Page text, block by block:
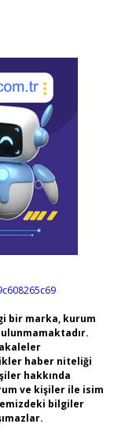
bir marka, kurum
haber niteliği
hakkında
ve kişiler ile isim
bilgiler